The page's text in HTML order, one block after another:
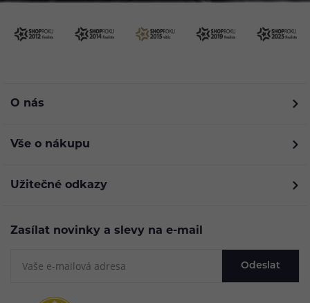
O nás
Vše o nákupu
Užitečné odkazy
Zasílat novinky a slevy na e-mail
Odeslat